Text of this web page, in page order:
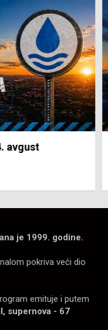
avgust
je 1999. godine.
pokriva veći dio
emituje i putem
supernova - 67